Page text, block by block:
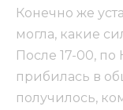
Конечно же
могла, какие
После 17-00,
прибилась в
получилось,